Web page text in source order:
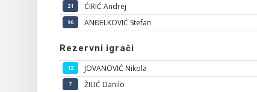
21 ĆIRIĆ Andrej
96 ANĐELKOVIĆ Stefan
Rezervni igrači
12 JOVANOVIĆ Nikola
7 ŽILIĆ Danilo